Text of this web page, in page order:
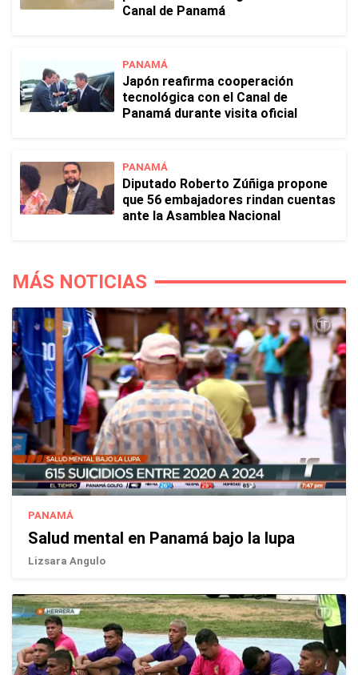
Canal de Panamá
PANAMÁ
Japón reafirma cooperación
tecnológica con el Canal de
Panamá durante visita oficial
PANAMÁ
Diputado Roberto Zúñiga propone
que 56 embajadores rindan cuentas
ante la Asamblea Nacional
MÁS NOTICIAS
PANAMÁ
Salud mental en Panamá bajo la lupa
Lizsara Angulo